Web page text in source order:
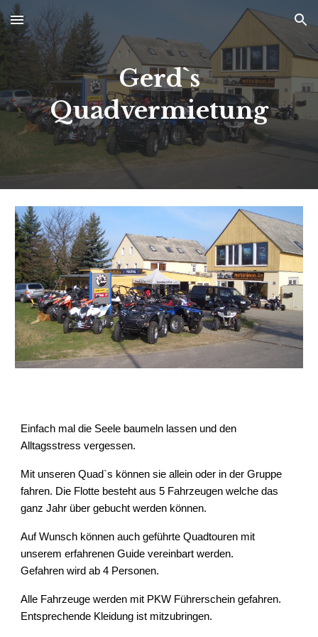
Skip to main content Skip to navigation
Gerd`s
Quadvermietung
Einfach mal die Seele baumeln lassen und den
Alltagsstress vergessen.
Mit unseren Quad`s können sie allein oder in der Gruppe
fahren. Die Flotte besteht aus 5 Fahrzeugen welche das
ganz Jahr über gebucht werden können.
Auf Wunsch können auch geführte Quadtouren mit
unserem erfahrenen Guide vereinbart werden.
Gefahren wird ab 4 Personen.
Alle Fahrzeuge werden mit PKW Führerschein gefahren.
Entsprechende Kleidung ist mitzubringen.